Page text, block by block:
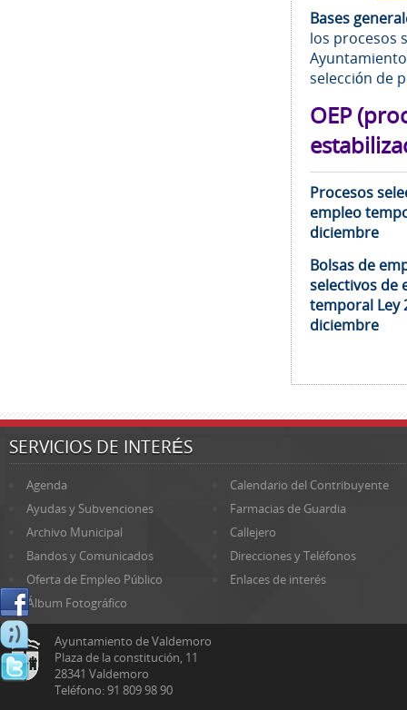
Bases
los procesos
selección de
OEP
Procesos
empleo
diciembre
Bolsas de
selectivos de
temporal Ley
diciembre
SERVICIOS DE INTERÉS
Agenda
Calendario del Contribuyente
Ayudas y Subvenciones
Farmacias de Guardia
Archivo Municipal
Callejero
Bandos y Comunicados
Direcciones y Teléfonos
Oferta de Empleo Público
Enlaces de interés
Álbum Fotográfico
Ayuntamiento de Valdemoro
Plaza de la constitución, 11
28341 Valdemoro
Teléfono: 91 809 98 90